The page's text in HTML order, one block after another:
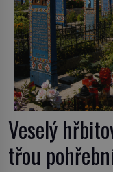
Veselý
třou